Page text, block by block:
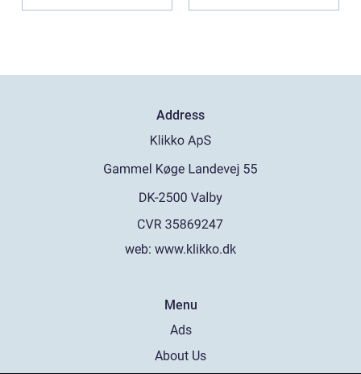
Address
web: www.klikko.dk
Menu
Ads
About Us